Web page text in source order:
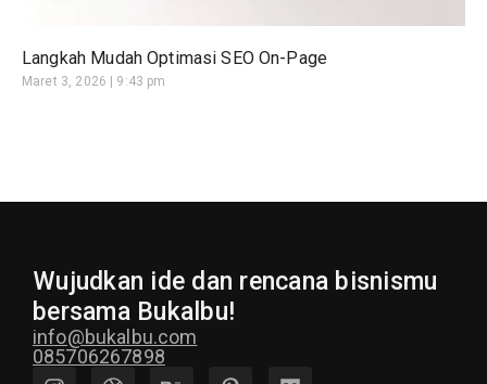
Langkah Mudah Optimasi SEO On-Page
Maret 3, 2026 9:43 pm
Wujudkan ide dan rencana bisnismu
bersama Bukalbu!
info@bukalbu.com
085706267898